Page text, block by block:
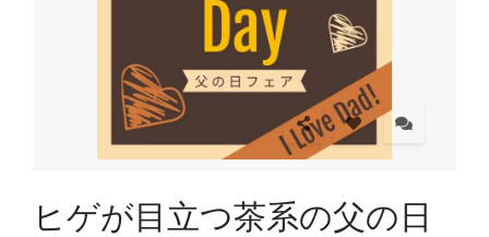
ヒゲが目立つ茶系の父の日